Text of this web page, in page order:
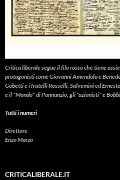
Critica liberalesegue il filo rosso che tiene
protagonisti come Giovanni Amendola e
Gobetti e i fratelli Rosselli, Salvemini ed
e il "Mondo" di Pannunzio, gli "azionisti" e
Tutti i numeri
Direttore
Enzo Marzo
CRITICALIBERALE.IT